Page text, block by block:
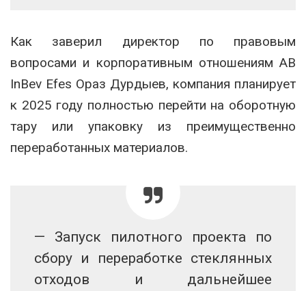
Как заверил директор по правовым
вопросами и корпоративным отношениям AB
InBev Efes Ораз Дурдыев, компания планирует
к 2025 году полностью перейти на оборотную
тару или упаковку из преимущественно
переработанных материалов.
— Запуск пилотного проекта по
сбору и переработке стеклянных
отходов и дальнейшее